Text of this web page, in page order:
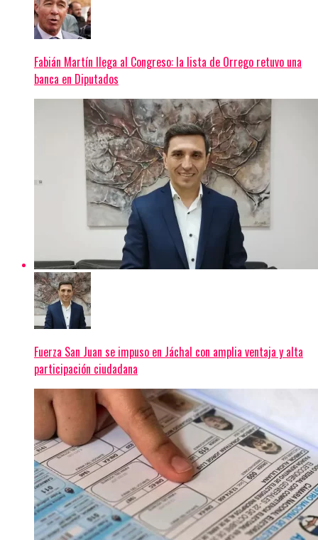
Fabián Martín llega al Congreso: la lista de Orrego retuvo una
banca en Diputados
Fuerza San Juan se impuso en Jáchal con amplia ventaja y alta
participación ciudadana